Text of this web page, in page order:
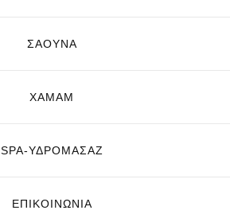
ΣΑΟΥΝΑ
ΧΑΜΑΜ
SPA-ΥΔΡΟΜΑΣΆΖ
ΕΠΙΚΟΙΝΩΝΊΑ